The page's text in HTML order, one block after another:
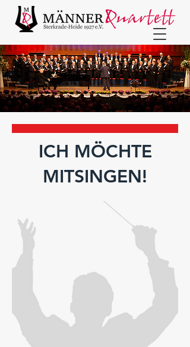
ICH MÖCHTE
MITSINGEN!